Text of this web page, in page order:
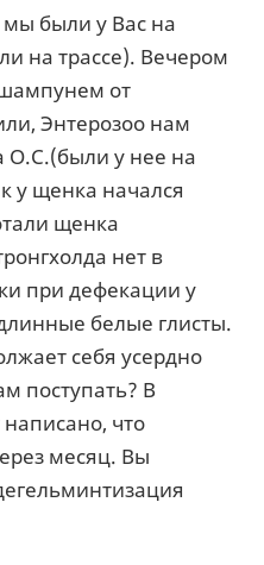
мы были у Вас на
на трассе). Вечером
от
Энтерозоо нам
О.С.(были у нее на
у щенка начался
щенка
нет в
при дефекации у
белые глисты.
себя усердно
поступать? В
что
месяц. Вы